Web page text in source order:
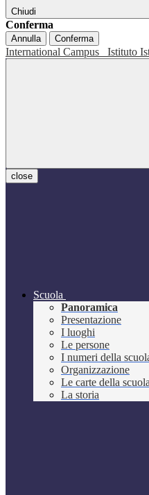
Chiudi
Conferma
Annulla Conferma
International Campus Istituto
close
Scuola
Panoramica
Presentazione
I luoghi
Le persone
I numeri della
Organizzazione
Le carte della scuola
La storia